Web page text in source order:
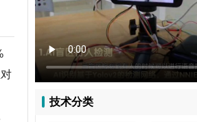
技术分类